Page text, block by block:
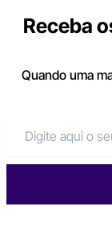
Receba
Quando uma